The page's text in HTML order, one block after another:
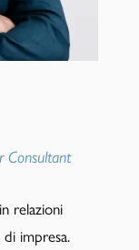
Consultant
relazioni
impresa.